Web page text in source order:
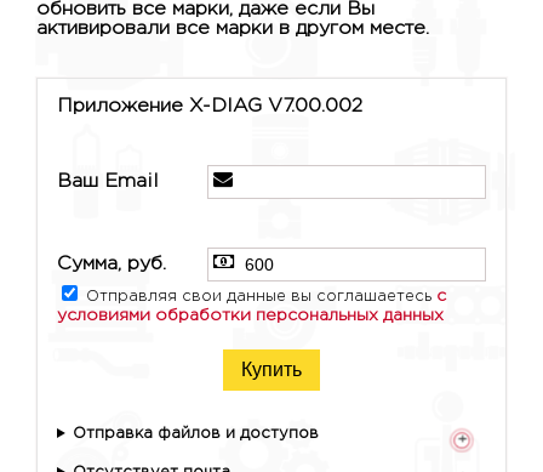
обновить все марки, даже если Вы
активировали все марки в другом месте.
Приложение X-DIAG V7.00.002
Ваш Email
Сумма, руб.
Отправляя свои данные вы соглашаетесь с
условиями обработки персональных данных
Купить
Отправка файлов и доступов +